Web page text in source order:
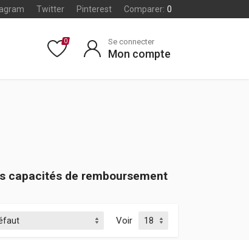
Twitter Pinterest Comparer: 0
0 Se connecter
Mon compte
capacités de remboursement
Voir